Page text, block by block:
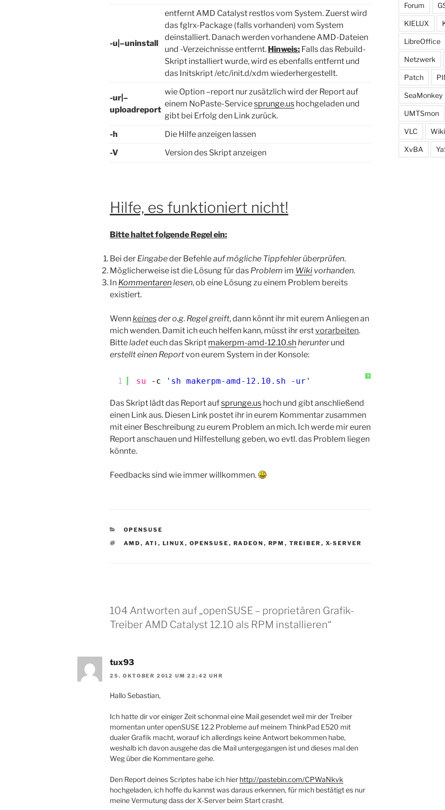
-u|–uninstall
entfernt AMD Catalyst restlos vom System. Zuerst wird
das fglrx-Package (falls vorhanden) vom System
deinstalliert. Danach werden vorhandene AMD-Dateien
und -Verzeichnisse entfernt. Hinweis: Falls das Rebuild-
Skript installiert wurde, wird es ebenfalls entfernt und
das Initskript /etc/init.d/xdm wiederhergestellt.
-ur|–
uploadreport
wie Option –report nur zusätzlich wird der Report auf
einem NoPaste-Servicesprunge.us hochgeladen und
gibt bei Erfolg den Link zurück.
-h
Die Hilfe anzeigen lassen
-V
Version des Skript anzeigen
Hilfe, es funktioniert nicht!
Bitte haltet folgende Regel ein:
Bei der Eingabeder Befehleauf mögliche Tippfehler überprüfen.
Möglicherweise ist die Lösung für das Problem im Wiki vorhanden.
In Kommentarenlesen, ob eine Lösung zu einem Problem bereits
existiert.
Wennkeinesder o.g. Regel greift, dann könnt ihr mit eurem Anliegen an
mich wenden. Damit ich euch helfen kann, müsst ihr erstvorarbeiten.
Bitteladeteuch das Skript makerpm-amd-12.10.shherunterund
erstellt einen Reportvon eurem System in der Konsole:
?
1 su -c 'sh makerpm-amd-12.10.sh -ur'
Das Skript lädt das Report aufsprunge.us hoch und gibt anschließend
einen Link aus. Diesen Link postet ihr in eurem Kommentar zusammen
mit einer Beschreibung zu eurem Problem an mich. Ich werde mir euren
Report anschauen und Hilfestellung geben, wo evtl. das Problem liegen
könnte.
Feedbacks sind wie immer willkommen.
KATEGORIEN
OPENSUSE
SCHLAGWÖRTER
AMD , ATI , LINUX , OPENSUSE , RADEON , RPM , TREIBER , X-SERVER
104 Antworten auf „openSUSE – proprietären Grafik-
Treiber AMD Catalyst 12.10 als RPM installieren“
tux93
25. OKTOBER 2012 UM 22:42 UHR
Hallo Sebastian,
Ich hatte dir vor einiger Zeit schonmal eine Mail gesendet weil mir der Treiber
momentan unter openSUSE 12.2 Probleme auf meinem ThinkPad E520 mit
dualer Grafik macht, worauf ich allerdings keine Antwort bekommen habe,
weshalb ich davon ausgehe das die Mail untergegangen ist und dieses mal den
Weg über die Kommentare gehe.
Den Report deines Scriptes habe ich hier http://pastebin.com/CPWaNkvk
hochgeladen, ich hoffe du kannst was daraus erkennen, für mich bestätigt es nur
meine Vermutung dass der X-Server beim Start crasht.
Forum
KIELUX
LibreOffice
Netzwerk
Patch
SeaMonkey
UMTSmon
VLC Wiki
XvBA